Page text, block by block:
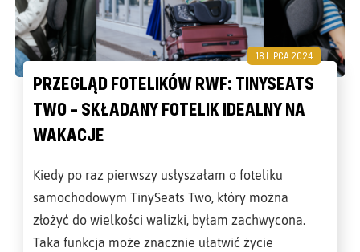
18 LIPCA 2024
PRZEGLĄD FOTELIKÓW RWF: TINYSEATS
TWO – SKŁADANY FOTELIK IDEALNY NA
WAKACJE
Kiedy po raz pierwszy usłyszałam o foteliku
samochodowym TinySeats Two, który można
złożyć do wielkości walizki, byłam zachwycona.
Taka funkcja może znacznie ułatwić życie